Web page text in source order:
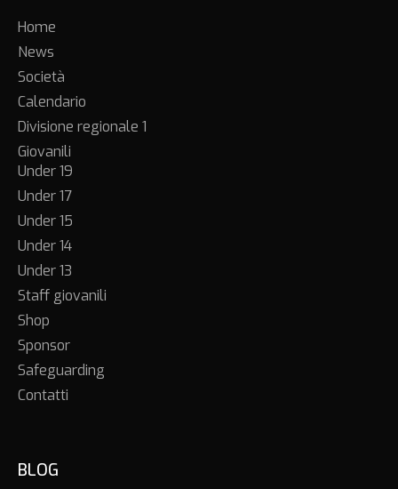
Home
News
Società
Calendario
Divisione regionale 1
Giovanili
Under 19
Under 17
Under 15
Under 14
Under 13
Staff giovanili
Shop
Sponsor
Safeguarding
Contatti
BLOG